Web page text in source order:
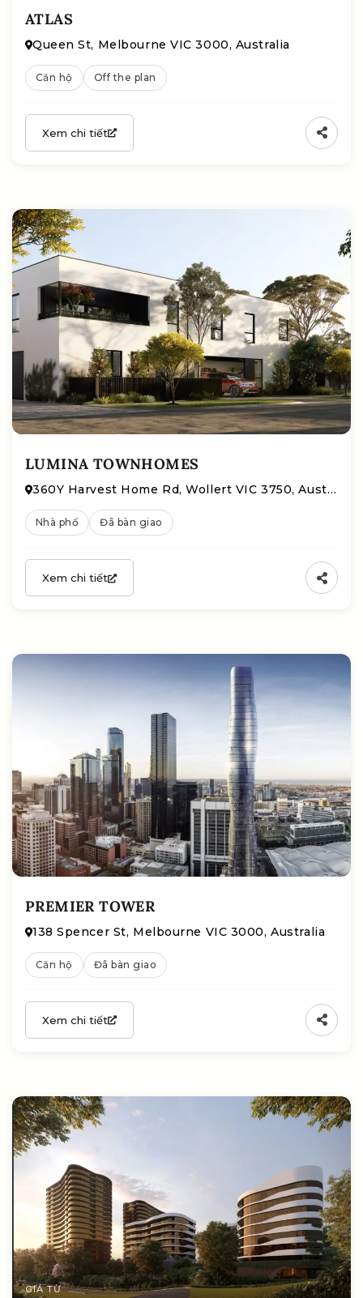
ATLAS
Queen St, Melbourne VIC 3000, Australia
Căn hộ Off the plan
Xem chi tiết
LUMINA TOWNHOMES
360Y Harvest Home Rd, Wollert VIC 3750, Australia
Nhà phố Đã bàn giao
Xem chi tiết
PREMIER TOWER
138 Spencer St, Melbourne VIC 3000, Australia
Căn hộ Đã bàn giao
Xem chi tiết
GIÁ TỪ